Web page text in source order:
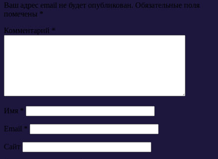
Ваш адрес email не будет опубликован. Обязательные поля
помечены *
Комментарий *
Имя *
Email *
Сайт